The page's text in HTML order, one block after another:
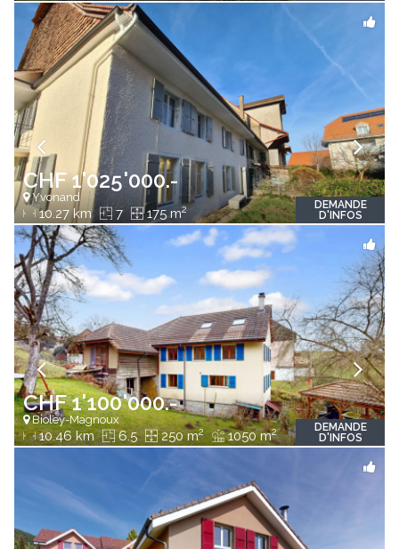
CHF 1'025'000.-
Yvonand
10.27 km 7 175 m2
DEMANDE
D'INFOS
CHF 1'100'000.-
Bioley-Magnoux
10.46 km 6.5 250 m2 1050 m2
DEMANDE
D'INFOS